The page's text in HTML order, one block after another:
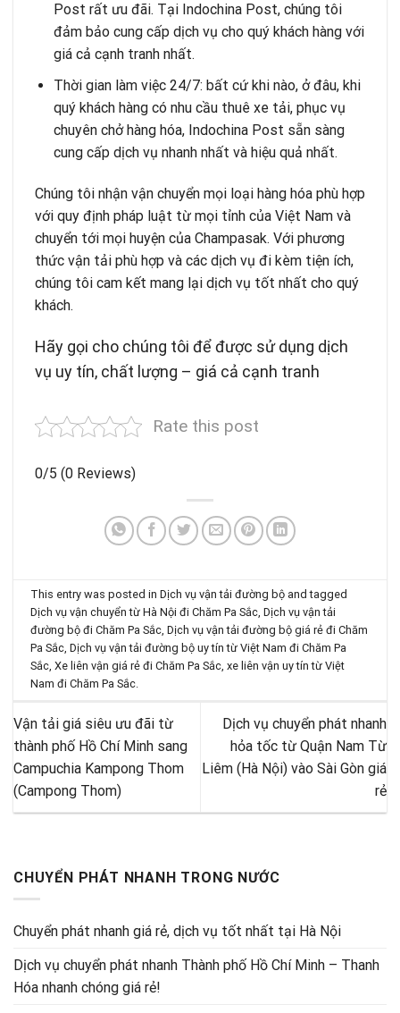
Post rất ưu đãi. Tại Indochina Post, chúng tôi
đảm bảo cung cấp dịch vụ cho quý khách hàng với
giá cả cạnh tranh nhất.
Thời gian làm việc 24/7: bất cứ khi nào, ở đâu, khi
quý khách hàng có nhu cầu thuê xe tải, phục vụ
chuyên chở hàng hóa, Indochina Post sẵn sàng
cung cấp dịch vụ nhanh nhất và hiệu quả nhất.
Chúng tôi nhận vận chuyển mọi loại hàng hóa phù hợp
với quy định pháp luật từ mọi tỉnh của Việt Nam và
chuyển tới mọi huyện của Champasak. Với phương
thức vận tải phù hợp và các dịch vụ đi kèm tiện ích,
chúng tôi cam kết mang lại dịch vụ tốt nhất cho quý
khách.
Hãy gọi cho chúng tôi để được sử dụng dịch
vụ uy tín, chất lượng – giá cả cạnh tranh
Rate this post
0/5 (0 Reviews)
This entry was posted inDịch vụ vận tải đường bộ and tagged
Dịch vụ vận chuyển từ Hà Nội đi Chăm Pa Sắc ,Dịch vụ vận tải
đường bộ đi Chăm Pa Sắc ,Dịch vụ vận tải đường bộ giá rẻ đi Chăm
Pa Sắc ,Dịch vụ vận tải đường bộ uy tín từ Việt Nam đi Chăm Pa
Sắc ,Xe liên vận giá rẻ đi Chăm Pa Sắc ,xe liên vận uy tín từ Việt
Nam đi Chăm Pa Sắc
Vận tải giá siêu ưu đãi từ
thành phố Hồ Chí Minh sang
Campuchia Kampong Thom
(Campong Thom)
Dịch vụ chuyển phát nhanh
hỏa tốc từ Quận Nam Từ
Liêm (Hà Nội) vào Sài Gòn giá
rẻ
CHUYỂN PHÁT NHANH TRONG NƯỚC
Chuyển phát nhanh giá rẻ, dịch vụ tốt nhất tại Hà Nội
Dịch vụ chuyển phát nhanh Thành phố Hồ Chí Minh – Thanh
Hóa nhanh chóng giá rẻ!